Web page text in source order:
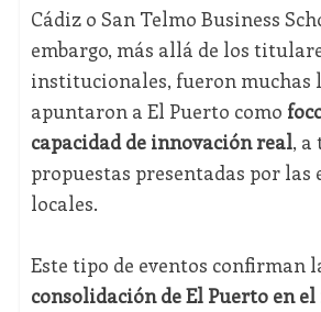
Cádiz o San Telmo Business
embargo, más allá de los
institucionales, fueron muchas
apuntaron a El Puerto como
capacidad de innovación real, a
propuestas presentadas por las
locales.
Este tipo de eventos confirman
consolidación de El Puerto en el